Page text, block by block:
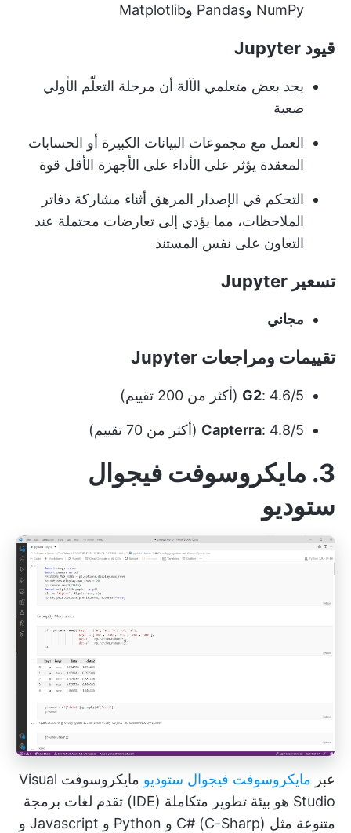
NumPy وPandas وMatplotlib
قيود Jupyter
يجد بعض متعلمي الآلة أن مرحلة التعلّم الأولي
صعبة
العمل مع مجموعات البيانات الكبيرة أو الحسابات
المعقدة يؤثر على الأداء على الأجهزة الأقل قوة
التحكم في الإصدار المرهق أثناء مشاركة دفاتر
الملاحظات، مما يؤدي إلى تعارضات محتملة عند
التعاون على نفس المستند
تسعير Jupyter
مجاني
تقييمات ومراجعات Jupyter
G2: 4.6/5 (أكثر من 200 تقييم)
Capterra: 4.8/5 (أكثر من 70 تقييم)
3. مايكروسوفت فيجوال
ستوديو
عبر مايكروسوفت فيجوال ستوديو
مايكروسوفت Visual
Studio هو بيئة تطوير متكاملة (IDE) تقدم لغات برمجة
متنوعة مثل C# (C-Sharp) و Python و Javascript و